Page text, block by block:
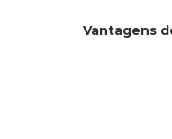
Vantagens